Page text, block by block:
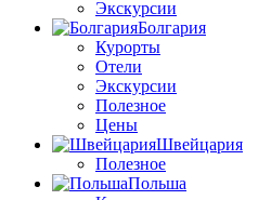
Экскурсии
Болгария
Курорты
Отели
Экскурсии
Полезное
Цены
Швейцария
Полезное
Польша